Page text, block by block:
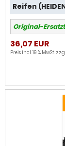
Reifen
Original-
36,07 EUR
Preis incl. 19 % MwSt.